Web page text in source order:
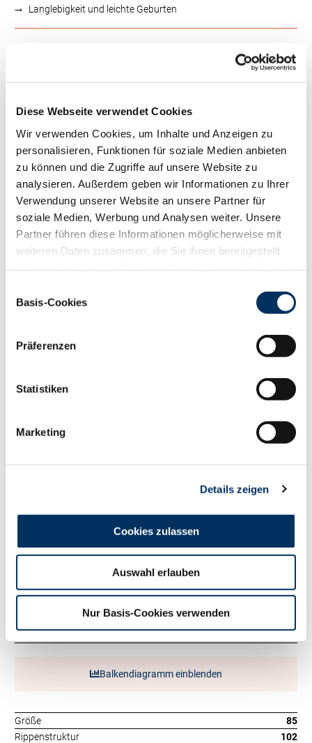
Diese Webseite verwendet Cookies
Wir verwenden Cookies, um Inhalte und Anzeigen zu
personalisieren, Funktionen für soziale Medien anbieten
zu können und die Zugriffe auf unsere Website zu
analysieren. Außerdem geben wir Informationen zu Ihrer
Verwendung unserer Website an unsere Partner für
soziale Medien, Werbung und Analysen weiter. Unsere
Partner führen diese Informationen möglicherweise mit
weiteren Daten zusammen, die Sie ihnen bereitgestellt
Cookies, wenn Sie unsere Webseite weiterhin nutzen.
Basis-Cookies
Präferenzen
Statistiken
Marketing
Details zeigen
Cookies zulassen
Auswahl erlauben
Nur Basis-Cookies verwenden
Langlebigkeit und leichte Geburten
RZS
RZKm
RZÖko
Gesundheit
88 100 112 124
RZGesund
122
RZEuterfit
RZRepro
115
97
139
+0.46
Fett kg
+87
100
RZRobot 0
RZE 106
Milchtyp
101
Balkendiagramm einblenden
Größe
85
Rippenstruktur
102